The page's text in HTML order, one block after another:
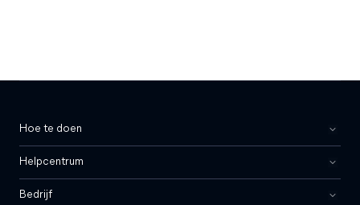
Hoe te doen
Helpcentrum
Bedrijf